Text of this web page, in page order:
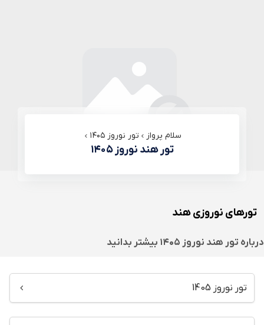
سلام پرواز تور نوروز ۱۴۰۵
تور هند نوروز ۱۴۰۵
تورهای نوروزی هند
درباره تور هند نوروز ۱۴۰۵ بیشتر بدانید
تور نوروز 1405